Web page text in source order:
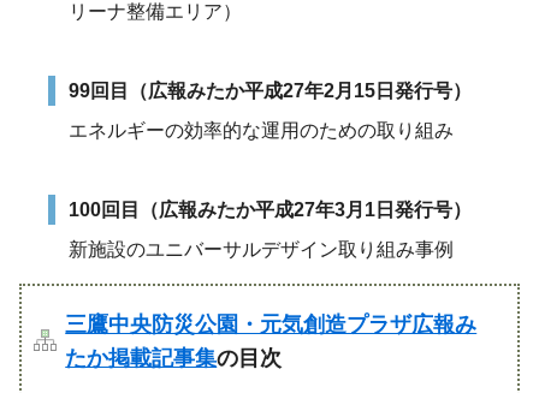
リーナ整備エリア）
99回目（広報みたか平成27年2月15日発行号）
エネルギーの効率的な運用のための取り組み
100回目（広報みたか平成27年3月1日発行号）
新施設のユニバーサルデザイン取り組み事例
三鷹中央防災公園・元気創造プラザ広報み
たか掲載記事集の目次